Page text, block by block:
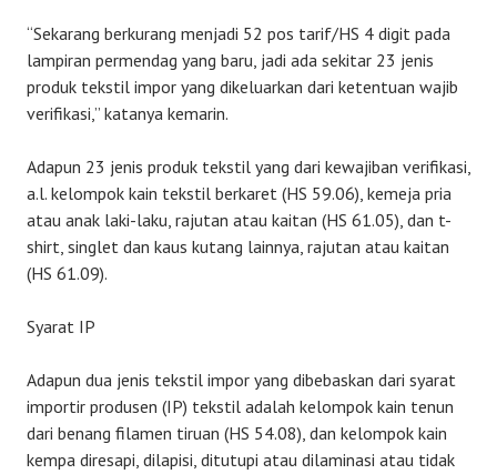
“Sekarang berkurang menjadi 52 pos tarif/HS 4 digit pada
lampiran permendag yang baru, jadi ada sekitar 23 jenis
produk tekstil impor yang dikeluarkan dari ketentuan wajib
verifikasi,” katanya kemarin.
Adapun 23 jenis produk tekstil yang dari kewajiban verifikasi,
a.l. kelompok kain tekstil berkaret (HS 59.06), kemeja pria
atau anak laki-laku, rajutan atau kaitan (HS 61.05), dan t-
shirt, singlet dan kaus kutang lainnya, rajutan atau kaitan
(HS 61.09).
Syarat IP
Adapun dua jenis tekstil impor yang dibebaskan dari syarat
importir produsen (IP) tekstil adalah kelompok kain tenun
dari benang filamen tiruan (HS 54.08), dan kelompok kain
kempa diresapi, dilapisi, ditutupi atau dilaminasi atau tidak